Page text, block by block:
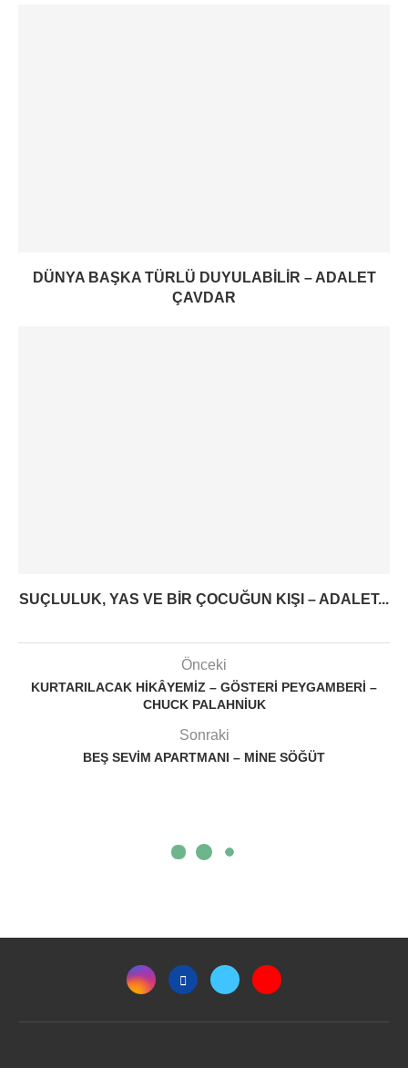
DÜNYA BAŞKA TÜRLÜ DUYULABILIR – ADALET
ÇAVDAR
SUÇLULUK, YAS VE BIR ÇOCUĞUN KIŞI – ADALET...
Önceki
KURTARILACAK HIKÂYEMIZ – GÖSTERI PEYGAMBERI –
CHUCK PALAHNIUK
Sonraki
BEŞ SEVIM APARTMANI – MINE SÖĞÜT